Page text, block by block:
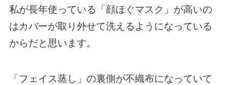
私が長年使っている「顔ほぐマスク」が高いの
はカバーが取り外せて洗えるようになっている
からだと思います。
「フェイス蒸し」の裏側が不織布になっていて